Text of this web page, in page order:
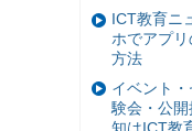
ICT教育ニ
ホでアプ
方法
イベント
験会・公